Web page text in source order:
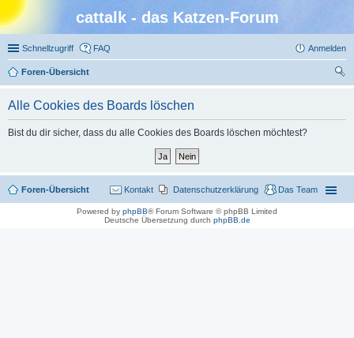
cattalk - das Katzen-Forum
Schnellzugriff FAQ Anmelden
Foren-Übersicht
Alle Cookies des Boards löschen
Bist du dir sicher, dass du alle Cookies des Boards löschen möchtest?
Foren-Übersicht Das Team
Datenschutzerklärung
Kontakt
Powered by phpBB® Forum Software © phpBB Limited
Deutsche Übersetzung durch phpBB.de